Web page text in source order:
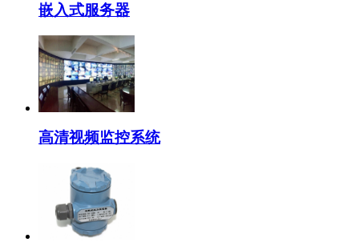
嵌入式服务器
高清视频监控系统